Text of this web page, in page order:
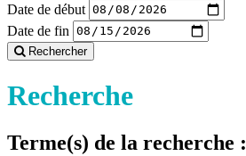
Date de début
Date de fin
Rechercher
Recherche
Terme(s) de la recherche :